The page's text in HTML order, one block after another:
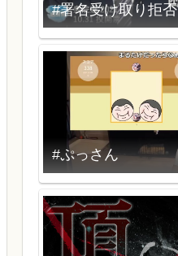
#署名受け取り拒否
#ぷっさん